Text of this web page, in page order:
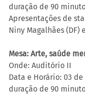
duração de 90
Apresentações de
Niny Magalhães (DF)
Mesa: Arte, saúde
Onde: Auditório II
Data e Horário: 03
duração de 90